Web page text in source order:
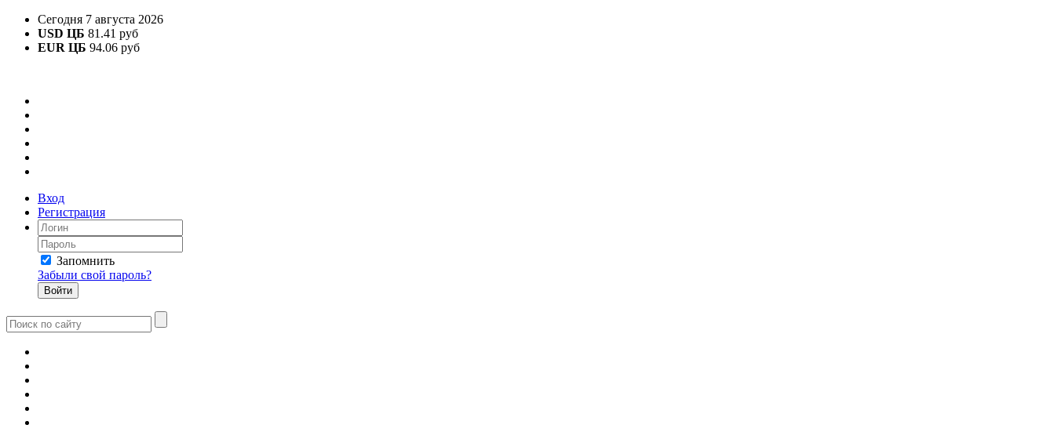
Сегодня 7 августа 2026
USD ЦБ 81.41 руб
EUR ЦБ 94.06 руб
Вход
Регистрация
Запомнить
Забыли свой пароль?